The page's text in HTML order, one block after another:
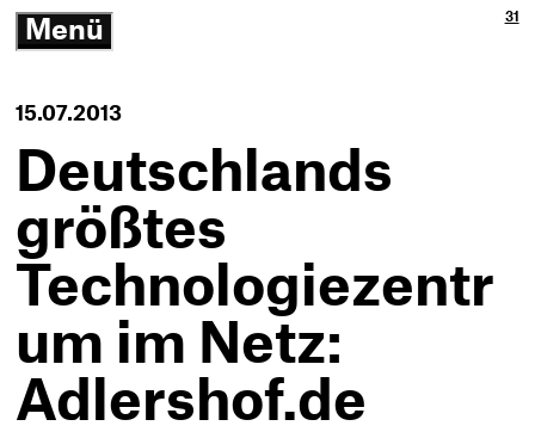
Menü
31
15.07.2013
Deutschlands
größtes
Technologiezentr
um im Netz:
Adlershof.de